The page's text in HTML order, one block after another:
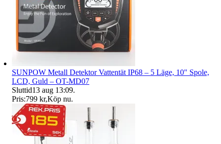
SUNPOW Metall Detektor Vattentät IP68 – 5 Läge, 10" Spole,
LCD, Guld – OT-MD07
Sluttid13 aug 13:09.
Pris:799 kr,Köp nu.